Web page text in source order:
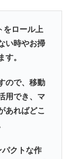
をロール上
い時やお掃
す。
ので、移動
用でき、マ
あればどこ
クトな作